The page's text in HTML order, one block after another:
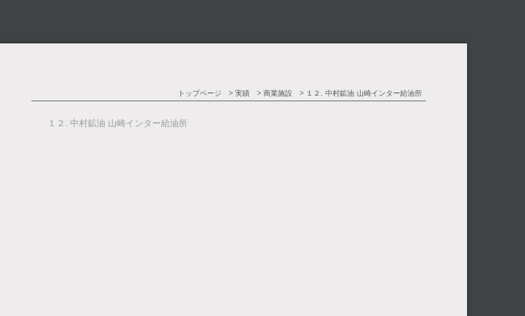
トップページ 実績 商業施設 １２. 中村鉱油 山崎インター給油所
１２. 中村鉱油 山崎インター給油所